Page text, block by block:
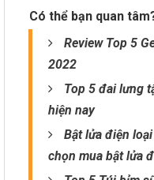
Có thể bạn quan
Review Top 5
2022
Top 5 đai lưng
hiện nay
Bật lửa điện
chọn mua bật lửa